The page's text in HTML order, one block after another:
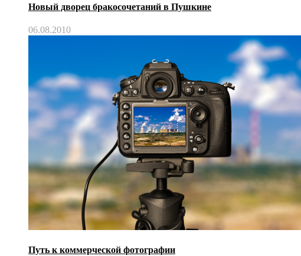
Новый дворец бракосочетаний в Пушкине
06.08.2010
Путь к коммерческой фотографии